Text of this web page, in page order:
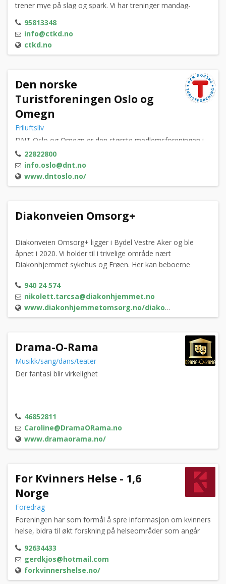
trener mye på slag og spark. Vi har treninger mandag-
informasjon.
95813348
info@ctkd.no
ctkd.no
Den norske
Turistforeningen Oslo og
Omegn
Friluftsliv
DNT Oslo og Omegn er den største medlemsforeningen i
Den Norske Turistforening.
22822800
info.oslo@dnt.no
www.dntoslo.no/
Diakonveien Omsorg+
Diakonveien Omsorg+ ligger i Bydel Vestre Aker og ble
åpnet i 2020. Vi holder til i trivelige område nært
Diakonhjemmet sykehus og Frøen. Her kan beboerne
deltakelse i sosialt fellesskap.
940 24 574
nikolett.tarcsa@diakonhjemmet.no
www.diakonhjemmetomsorg.no/diakonveien-omsorg
Drama-O-Rama
Musikk/sang/dans/teater
Der fantasi blir virkelighet
46852811
Caroline@DramaORama.no
www.dramaorama.no/
For Kvinners Helse - 1,6
Norge
Foredrag
Foreningen har som formål å spre informasjon om kvinners
helse, bidra til økt forskning på helseområder som angår
kunnskap og styrket helse.
92634433
gerdkjos@hotmail.com
forkvinnershelse.no/